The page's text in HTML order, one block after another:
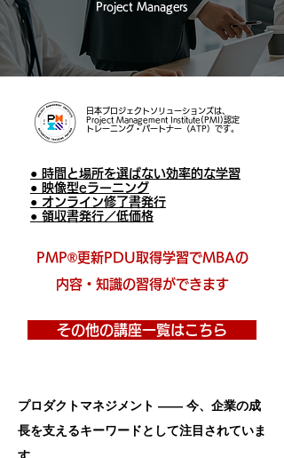
Project Managers
日本プロジェクトソリューションズは、
Project Management Institute(PMI)認定
トレーニング・パートナー（ATP）です。
● 時間と場所を選ばない効率的な学習
● 映像型eラーニング
● オンライン修了書発行
● 領収書発行／低価格
PMP®更新PDU取得学習でMBAの
内容・知識の習得ができます
その他の講座一覧はこちら
プロダクトマネジメント ―― 今、企業の成
長を支えるキーワードとして注目されていま